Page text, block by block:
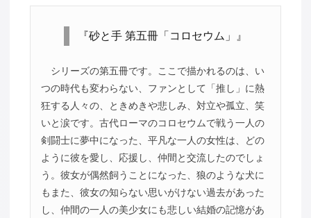
『砂と手 第五冊「コロセウム」』
シリーズの第五冊です。ここで描かれるのは、い
つの時代も変わらない、ファンとして「推し」に熱
狂する人々の、ときめきや悲しみ、対立や孤立、笑
いと涙です。古代ローマのコロセウムで戦う一人の
剣闘士に夢中になった、平凡な一人の女性は、どの
ように彼を愛し、応援し、仲間と交流したのでしょ
う。彼女が偶然飼うことになった、狼のような犬に
もまた、彼女の知らない思いがけない過去があった
し、仲間の一人の美少女にも悲しい結婚の記憶があ